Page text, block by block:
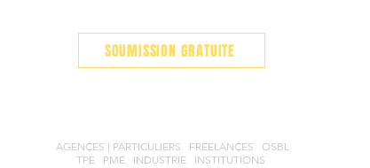
SOUMISSION GRATUITE
AGENCES | PARTICULIERS
FREELANCES
OSBL
TPE
PME INDUSTRIE INSTITUTIONS